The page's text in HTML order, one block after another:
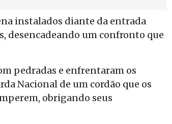
instalados diante da entrada
desencadeando um confronto que
pedradas e enfrentaram os
Nacional de um cordão que os
obrigando seus